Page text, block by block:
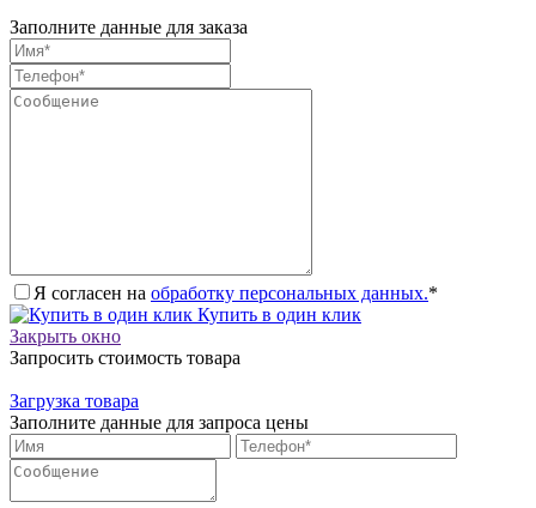
Заполните данные для заказа
Я согласен на обработку персональных данных.*
Купить в один клик
Закрыть окно
Запросить стоимость товара
Загрузка товара
Заполните данные для запроса цены